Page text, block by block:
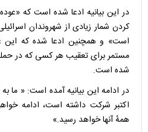
در این بیانیه ادعا شده است که
کردن شمار زیادی از شهروندان
است» و همچنین ادعا شده که این
شده است.
اکتبر شرکت داشته است، ادامه
همهٔ آنها خواهد رسید.»